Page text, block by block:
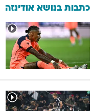
כתבות בנושא אודינזה